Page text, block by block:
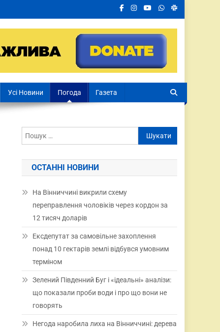
Усі Новини Погода Газета
ОСТАННІ НОВИНИ
На Вінниччині викрили схему
переправлення чоловіків через кордон за
12 тисяч доларів
Ексдепутат за самовільне захоплення
понад 10 гектарів землі відбувся умовним
терміном
Зелений Південний Буг і «ідеальні» аналізи:
що показали проби води і про що вони не
говорять
Негода наробила лиха на Вінниччині: дерева